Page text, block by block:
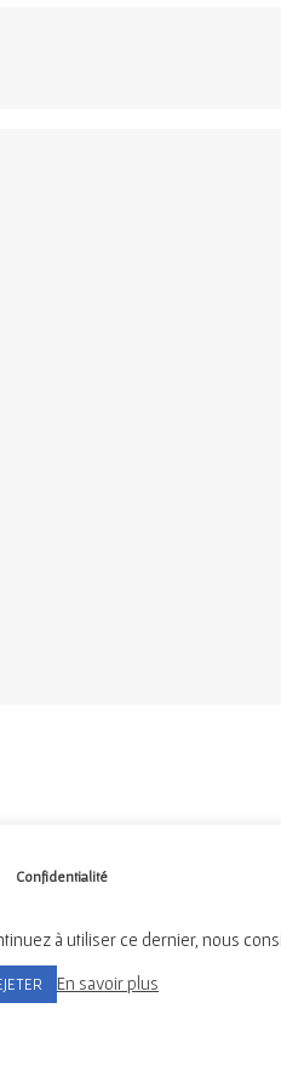
Place de l'Église, 29300 Tréméven
Confidentialité
à utiliser ce dernier, nous
En savoir plus